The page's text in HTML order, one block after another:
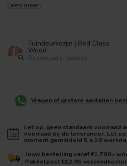
Lees meer.
Tuindeurkozijn | Red Class
Wood
Op voorraad in webshop
Vragen of grotere aantallen
Let op, geen standaard voorraad
voorraad bij de leverancier. Let
moment gemiddeld 5 a 10
Jouw bestelling vanaf €1.700,-
Pakketpost €12,95